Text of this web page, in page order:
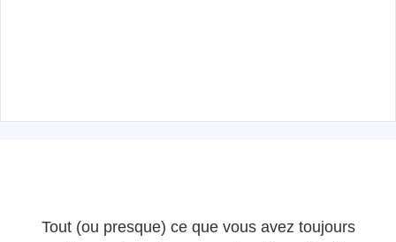
Tout (ou presque) ce que vous avez toujours